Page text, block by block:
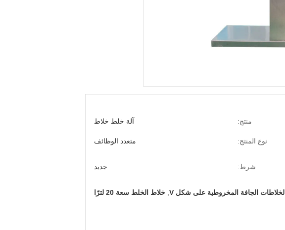
منتج: آلة خلط خلاط
نوع المنتج: متعدد الوظائف
شرط: جديد
الخلاطات الجافة المخروطية على شكل V
خلاط الخلط سعة 20 لترًا